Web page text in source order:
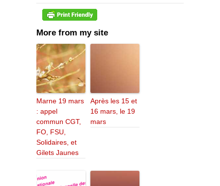
More from my site
Marne 19 mars
: appel
commun CGT,
FO, FSU,
Solidaires, et
Gilets Jaunes
Après les 15 et
16 mars, le 19
mars